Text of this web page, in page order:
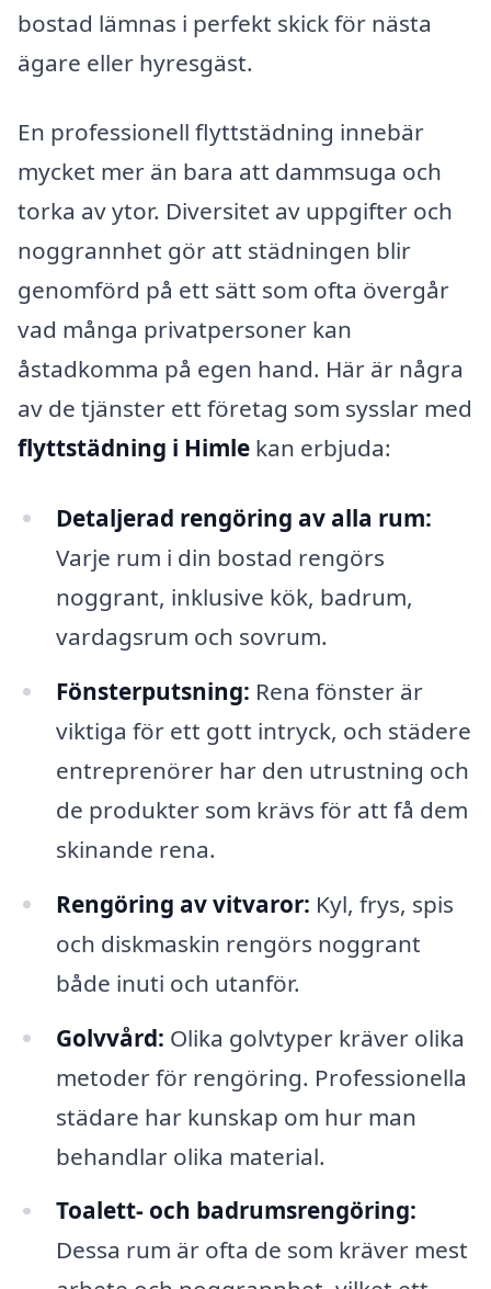
bostad lämnas i perfekt skick för nästa
ägare eller hyresgäst.
En professionell flyttstädning innebär
mycket mer än bara att dammsuga och
torka av ytor. Diversitet av uppgifter och
noggrannhet gör att städningen blir
genomförd på ett sätt som ofta övergår
vad många privatpersoner kan
åstadkomma på egen hand. Här är några
av de tjänster ett företag som sysslar med
flyttstädning i Himle kan erbjuda:
Detaljerad rengöring av alla rum:
Varje rum i din bostad rengörs
noggrant, inklusive kök, badrum,
vardagsrum och sovrum.
Fönsterputsning: Rena fönster är
viktiga för ett gott intryck, och städere
entreprenörer har den utrustning och
de produkter som krävs för att få dem
skinande rena.
Rengöring av vitvaror: Kyl, frys, spis
och diskmaskin rengörs noggrant
både inuti och utanför.
Golvvård: Olika golvtyper kräver olika
metoder för rengöring. Professionella
städare har kunskap om hur man
behandlar olika material.
Toalett- och badrumsrengöring:
Dessa rum är ofta de som kräver mest